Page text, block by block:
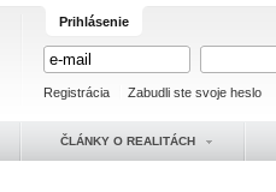
Prihlásenie
Registrácia Zabudli ste svoje heslo
ČLÁNKY O REALITÁCH